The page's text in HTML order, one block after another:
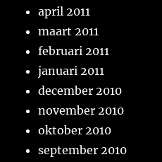
april 2011
maart 2011
februari 2011
januari 2011
december 2010
november 2010
oktober 2010
september 2010